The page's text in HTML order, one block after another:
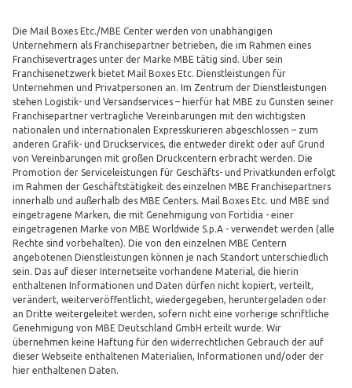
Die Mail Boxes Etc./MBE Center werden von unabhängigen
Unternehmern als Franchisepartner betrieben, die im Rahmen eines
Franchisevertrages unter der Marke MBE tätig sind. Über sein
Franchisenetzwerk bietet Mail Boxes Etc. Dienstleistungen für
Unternehmen und Privatpersonen an. Im Zentrum der Dienstleistungen
stehen Logistik- und Versandservices – hierfür hat MBE zu Gunsten seiner
Franchisepartner vertragliche Vereinbarungen mit den wichtigsten
nationalen und internationalen Expresskurieren abgeschlossen – zum
anderen Grafik- und Druckservices, die entweder direkt oder auf Grund
von Vereinbarungen mit großen Druckcentern erbracht werden. Die
Promotion der Serviceleistungen für Geschäfts- und Privatkunden erfolgt
im Rahmen der Geschäftstätigkeit des einzelnen MBE Franchisepartners
innerhalb und außerhalb des MBE Centers. Mail Boxes Etc. und MBE sind
eingetragene Marken, die mit Genehmigung von Fortidia - einer
eingetragenen Marke von MBE Worldwide S.p.A - verwendet werden (alle
Rechte sind vorbehalten). Die von den einzelnen MBE Centern
angebotenen Dienstleistungen können je nach Standort unterschiedlich
sein. Das auf dieser Internetseite vorhandene Material, die hierin
enthaltenen Informationen und Daten dürfen nicht kopiert, verteilt,
verändert, weiterveröffentlicht, wiedergegeben, heruntergeladen oder
an Dritte weitergeleitet werden, sofern nicht eine vorherige schriftliche
Genehmigung von MBE Deutschland GmbH erteilt wurde. Wir
übernehmen keine Haftung für den widerrechtlichen Gebrauch der auf
dieser Webseite enthaltenen Materialien, Informationen und/oder der
hier enthaltenen Daten.